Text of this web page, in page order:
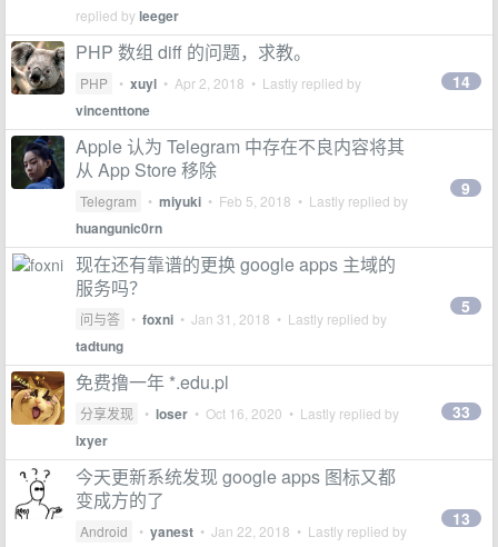
replied byleeger
PHP 数组 diff 的问题，求教。
PHP • xuyl • Apr 2, 2018 • Lastly replied by
vincenttone
14
Apple 认为 Telegram 中存在不良内容将其
从 App Store 移除
Telegram • miyuki • Feb 5, 2018 • Lastly replied by
huangunic0rn
9
现在还有靠谱的更换 google apps 主域的
服务吗？
问与答 • foxni • Jan 31, 2018 • Lastly replied by
tadtung
5
免费撸一年 *.edu.pl
分享发现 • loser • Oct 16, 2020 • Lastly replied by
lxyer
33
今天更新系统发现 google apps 图标又都
变成方的了
Android • yanest • Jan 22, 2018 • Lastly replied by
13